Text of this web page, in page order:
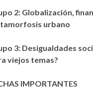
2: Globalización,
urbano
3: Desigualdades
viejos temas?
IMPORTANTES